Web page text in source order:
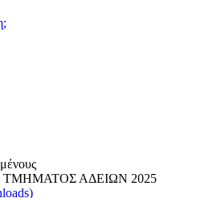
ΑΔΕΙΩΝ 2025